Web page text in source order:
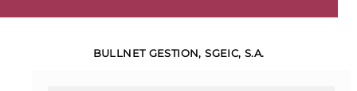
BULLNET GESTION, SGEIC, S.A.